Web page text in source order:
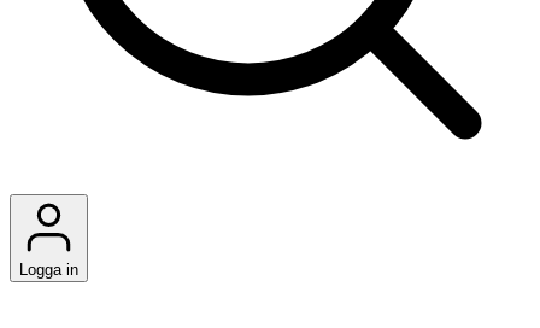
Logga in